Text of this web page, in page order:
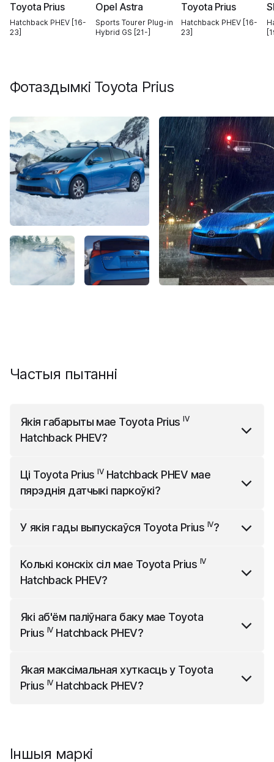
Toyota Prius
Hatchback PHEV [16-
23]
Opel Astra
Sports Tourer Plug-in
Hybrid GS [21-]
Toyota Prius
Hatchback PHEV [16-
23]
ФотаздымкіToyota Prius
Частыя пытанні
Якія габарыты мае Toyota PriusIV
Hatchback PHEV?
даўжыні, 1760 мм шырыні і 1470 мм вышыні.
Ці Toyota PriusIVHatchback PHEV мае
пярэднія датчыкі паркоўкі?
датчыкі паркоўкі як платную опцыю.
У якія гады выпускаўся Toyota Prius IV?
года.
Колькі конскіх сіл мае Toyota Prius IV
Hatchback PHEV?
Які аб'ём паліўнага баку мае Toyota
Prius IVHatchback PHEV?
л.
Якая максімальная хуткасць у Toyota
Prius IVHatchback PHEV?
Іншыя маркі